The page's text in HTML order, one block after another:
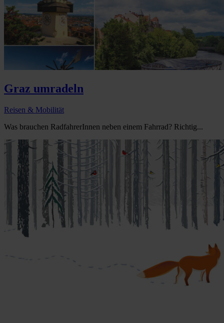
Graz umradeln
Reisen & Mobilität
Was brauchen RadfahrerInnen neben einem Fahrrad? Richtig...